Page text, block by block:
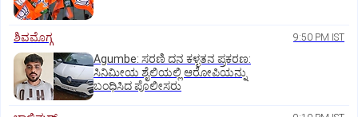
ಶಿವಮೊಗ್ಗ 9:50 PM IST
Agumbe: ಸರಣಿ ದನ ಕಳ್ಳತನ ಪ್ರಕರಣ:
ಸಿನಿಮೀಯ ಶೈಲಿಯಲ್ಲಿ ಆರೋಪಿಯನ್ನು
ಬಂಧಿಸಿದ ಪೊಲೀಸರು